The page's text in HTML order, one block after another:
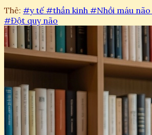
Thẻ: #y tế #thần kinh #Nhồi máu não
#Đột quỵ não